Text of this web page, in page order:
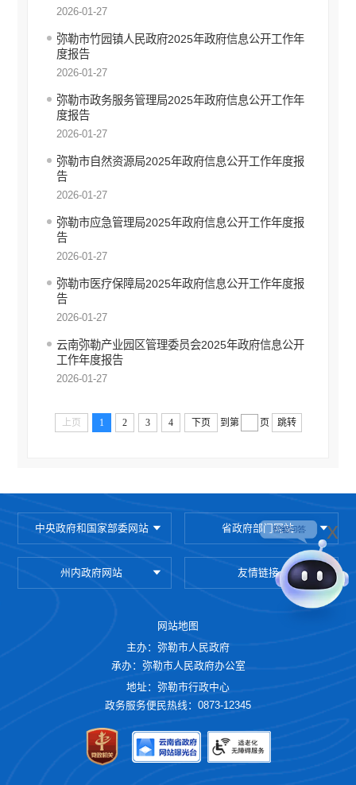
2026-01-27
弥勒市竹园镇人民政府2025年政府信息公开工作年
度报告
2026-01-27
弥勒市政务服务管理局2025年政府信息公开工作年
度报告
2026-01-27
弥勒市自然资源局2025年政府信息公开工作年度报
告
2026-01-27
弥勒市应急管理局2025年政府信息公开工作年度报
告
2026-01-27
弥勒市医疗保障局2025年政府信息公开工作年度报
告
2026-01-27
云南弥勒产业园区管理委员会2025年政府信息公开
工作年度报告
2026-01-27
上页 1 2 3 4 下页 到第 页 跳转
中央政府和国家部委网站 省政府部门网站
州内政府网站 友情链接
网站地图
主办：弥勒市人民政府
承办：弥勒市人民政府办公室
地址：弥勒市行政中心
政务服务便民热线：0873-12345
x